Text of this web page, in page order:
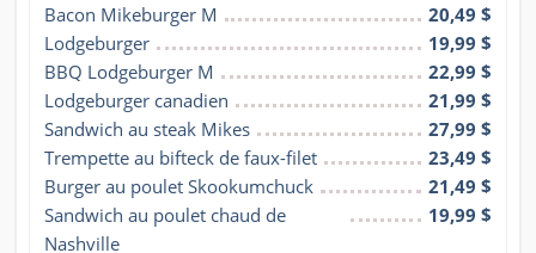
Bacon Mikeburger M
20,49 $
Lodgeburger
19,99 $
BBQ Lodgeburger M
22,99 $
Lodgeburger canadien
21,99 $
Sandwich au steak Mikes
27,99 $
Trempette au bifteck de faux-filet
23,49 $
Burger au poulet Skookumchuck
21,49 $
Sandwich au poulet chaud de
Nashville
19,99 $